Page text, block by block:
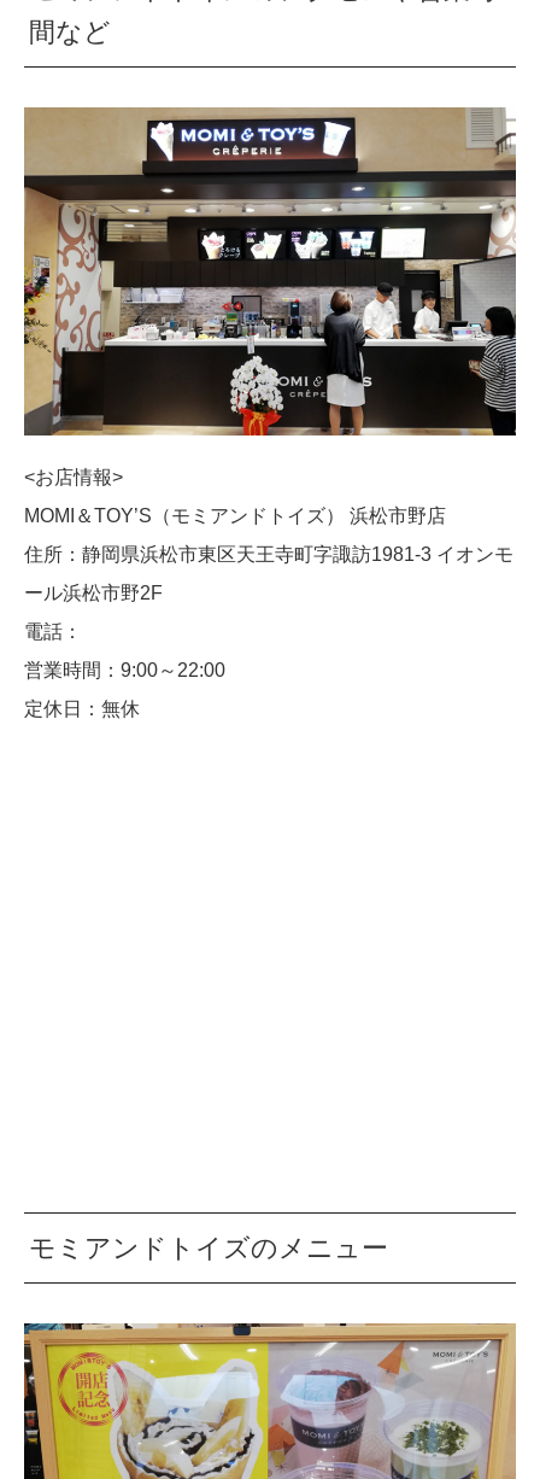
間など
<お店情報>
MOMI＆TOY’S（モミアンドトイズ） 浜松市野店
住所：静岡県浜松市東区天王寺町字諏訪1981-3 イオンモ
ール浜松市野2F
電話：
営業時間：9:00～22:00
定休日：無休
モミアンドトイズのメニュー